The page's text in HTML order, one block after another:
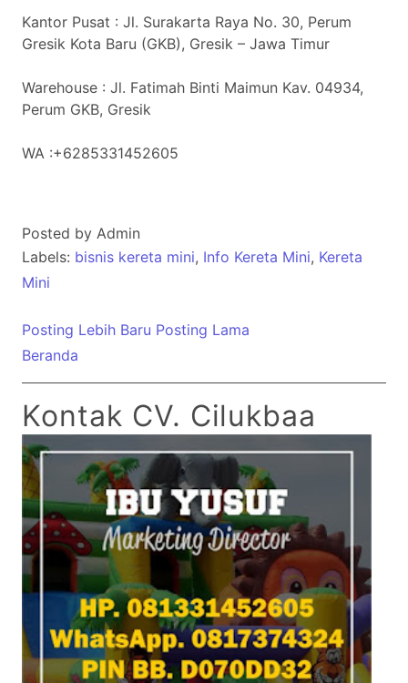
Kantor Pusat : Jl. Surakarta Raya No. 30, Perum
Gresik Kota Baru (GKB), Gresik – Jawa Timur
Warehouse : Jl. Fatimah Binti Maimun Kav. 04934,
Perum GKB, Gresik
WA :+6285331452605
Posted by Admin
Labels: bisnis kereta mini, Info Kereta Mini, Kereta
Mini
Posting Lebih Baru Posting Lama
Beranda
Kontak CV. Cilukbaa